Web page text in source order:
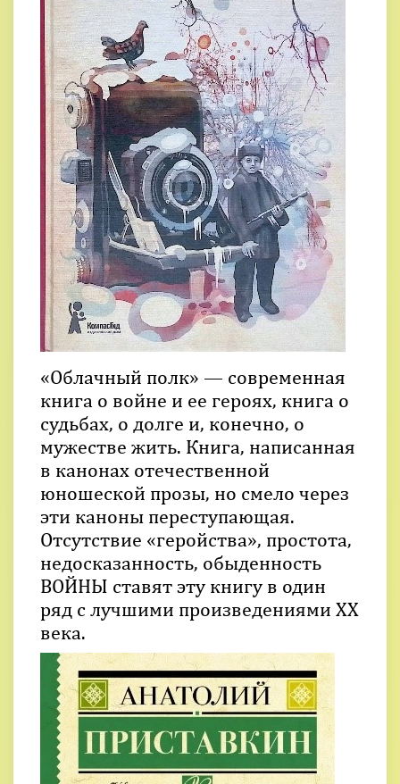
«Облачный полк» — современная
книга о войне и ее героях, книга о
судьбах, о долге и, конечно, о
мужестве жить. Книга, написанная
в канонах отечественной
юношеской прозы, но смело через
эти каноны переступающая.
Отсутствие «геройства», простота,
недосказанность, обыденность
ВОЙНЫ ставят эту книгу в один
ряд с лучшими произведениями ХХ
века.